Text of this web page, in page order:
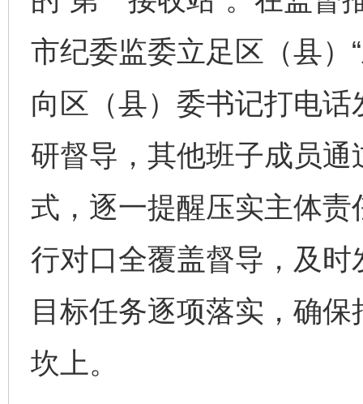
市纪委监委立足区（县）
向区（县）委书记打电
研督导，其他班子成员
式，逐一提醒压实主体
行对口全覆盖督导，及
目标任务逐项落实，确
坎上。